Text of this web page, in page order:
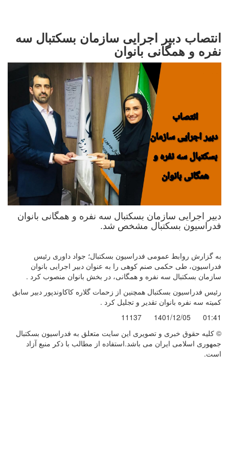
انتصاب دبیر اجرایی سازمان بسکتبال سه
نفره و همگانی بانوان
دبیر اجرایی سازمان بسکتبال سه نفره و همگانی بانوان
فدراسیون بسکتبال مشخص شد.
به گزارش روابط عمومی فدراسیون بسکتبال؛ جواد داوری رئیس
فدراسیون، طی حکمی صنم کوهی را به عنوان دبیر اجرایی بانوان
سازمان بسکتبال سه نفره و همگانی، در بخش بانوان منصوب کرد .
رئیس فدراسیون بسکتبال همچنین از زحمات گلاره کاکاوندپور دبیر سابق
کمیته سه نفره بانوان تقدیر و تجلیل کرد .
01:41
1401/12/05
11137
© کليه حقوق خبری و تصويری اين سايت متعلق به فدراسیون بسکتبال
جمهوری اسلامی ایران می باشد.استفاده از مطالب با ذكر منبع آزاد
است.